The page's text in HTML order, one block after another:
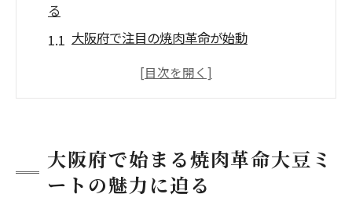
る
大阪府で注目の焼肉革命が始動
大豆ミートの焼肉はなぜ注目されるのか
環境にも優しい大豆ミートの魅力を探る
焼肉の定番を覆す大豆ミートの可能性
大阪府で始まる焼肉革命大豆ミ
ートの魅力に迫る